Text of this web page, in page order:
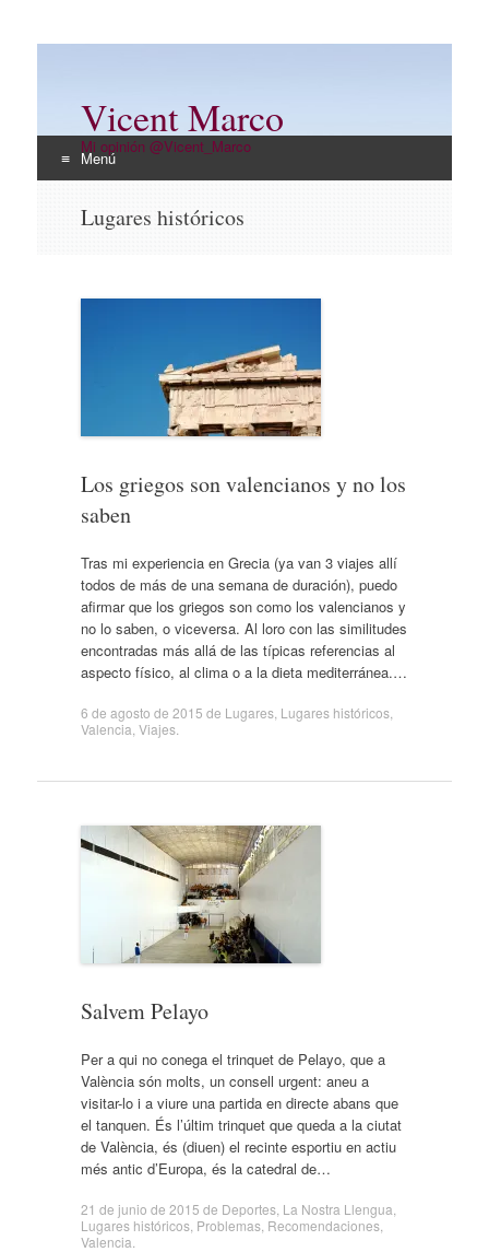
Vicent Marco
Mi opinión @Vicent_Marco
Menú
Lugares históricos
Los griegos son valencianos y no los
saben
Tras mi experiencia en Grecia (ya van 3 viajes allí
todos de más de una semana de duración), puedo
afirmar que los griegos son como los valencianos y
no lo saben, o viceversa. Al loro con las similitudes
encontradas más allá de las típicas referencias al
aspecto físico, al clima o a la dieta mediterránea.…
6 de agosto de 2015 de Lugares, Lugares históricos,
Valencia Viajes.
Salvem Pelayo
Per a qui no conega el trinquet de Pelayo, que a
València són molts, un consell urgent: aneu a
visitar-lo i a viure una partida en directe abans que
el tanquen. És l’últim trinquet que queda a la ciutat
de València, és (diuen) el recinte esportiu en actiu
més antic d’Europa, és la catedral de…
21 de junio de 2015 de Deportes, La Nostra Llengua
Lugares históricos, Problemas, Recomendaciones,
Valencia